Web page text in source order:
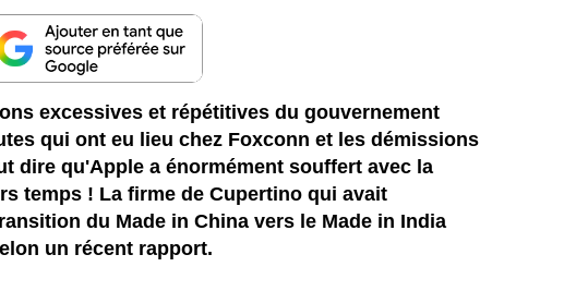
excessives et répétitives du gouvernement
qui ont eu lieu chez Foxconn et les démissions
dire qu'Apple a énormément souffert avec la
temps ! La firme de Cupertino qui avait
du Made in China vers le Made in India
un récent rapport.